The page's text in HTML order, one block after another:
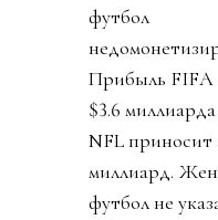
футбол
Прибыль FIFA
$3.6
NFL приносит
миллиард.
футбол не